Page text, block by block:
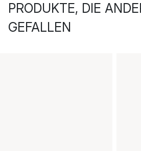
PRODUKTE, DIE
GEFALLEN